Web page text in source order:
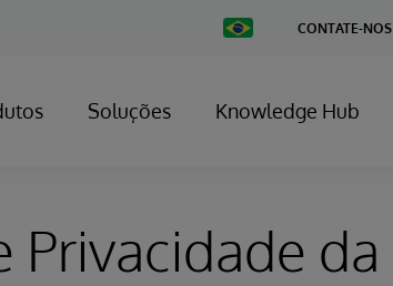
Change
Country
CONTATE-NOS
Soluções Knowledge Hub
Privacidade da